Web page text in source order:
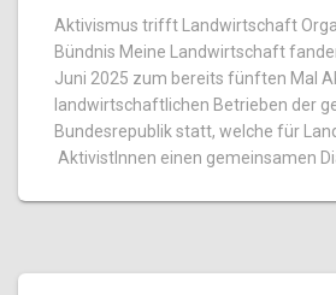
Aktivismus trifft Landwirtschaft
Bündnis Meine Landwirtschaft
Juni 2025 zum bereits fünften Mal
landwirtschaftlichen Betrieben der
Bundesrepublik statt, welche für
AktivistInnen einen gemeinsamen